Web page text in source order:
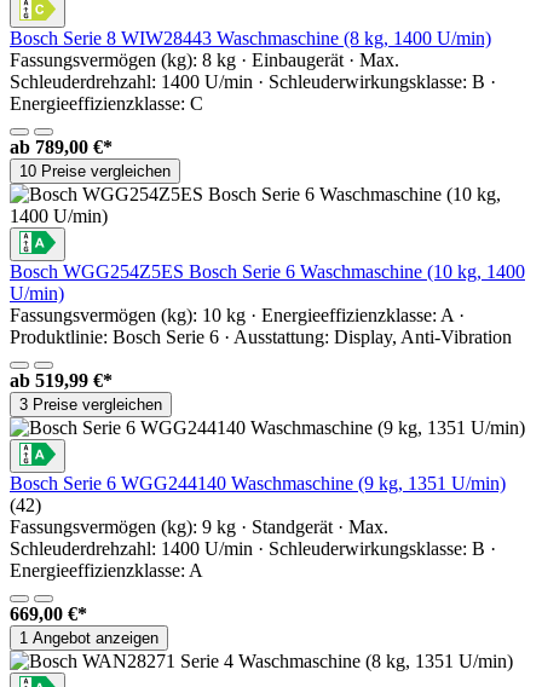
Bosch Serie 8 WIW28443 Waschmaschine (8 kg, 1400 U/min)
Fassungsvermögen (kg): 8 kg · Einbaugerät · Max.
Schleuderdrehzahl: 1400 U/min · Schleuderwirkungsklasse: B ·
Energieeffizienzklasse: C
ab 789,00 €*
10 Preise vergleichen
Bosch WGG254Z5ES Bosch Serie 6 Waschmaschine (10 kg, 1400
U/min)
Fassungsvermögen (kg): 10 kg · Energieeffizienzklasse: A ·
Produktlinie: Bosch Serie 6 · Ausstattung: Display, Anti-Vibration
ab 519,99 €*
3 Preise vergleichen
Bosch Serie 6 WGG244140 Waschmaschine (9 kg, 1351 U/min)
(42)
Fassungsvermögen (kg): 9 kg · Standgerät · Max.
Schleuderdrehzahl: 1400 U/min · Schleuderwirkungsklasse: B ·
Energieeffizienzklasse: A
669,00 €*
1 Angebot anzeigen